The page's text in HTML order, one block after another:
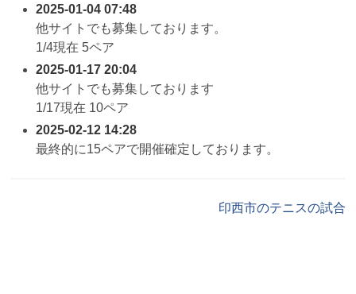
2025-01-04 07:48
他サイトでも募集しております。
1/4現在 5ペア
2025-01-17 20:04
他サイトでも募集しております
1/17現在 10ペア
2025-02-12 14:28
最終的に15ペアで開催確定しております。
印西市のテニスの試合